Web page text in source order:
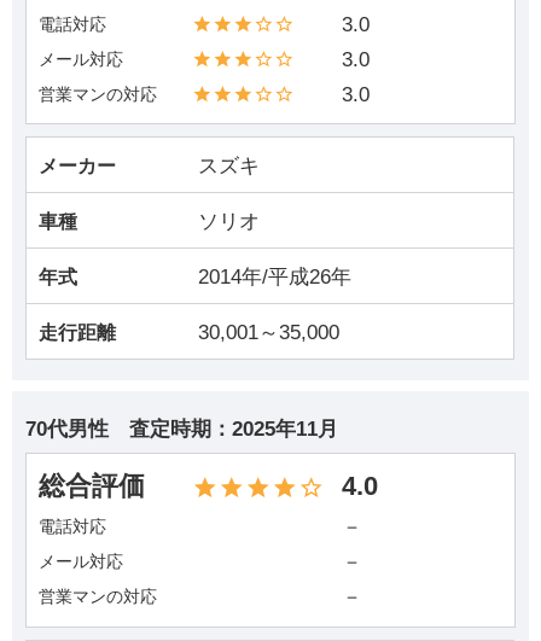
電話対応 3.0
メール対応 3.0
営業マンの対応 3.0
メーカー スズキ
車種 ソリオ
年式 2014年/平成26年
走行距離 30,001～35,000
70代男性 査定時期： 2025年11月
総合評価 4.0
電話対応 －
メール対応 －
営業マンの対応 －